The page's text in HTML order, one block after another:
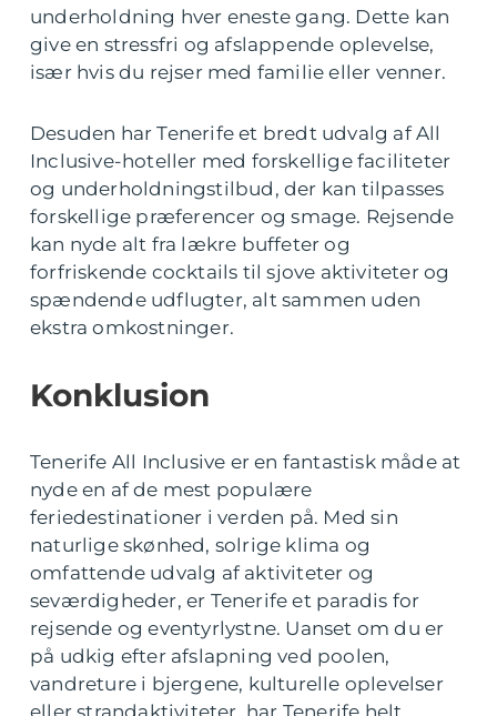
underholdning hver eneste gang. Dette kan
give en stressfri og afslappende oplevelse,
især hvis du rejser med familie eller venner.
Desuden har Tenerife et bredt udvalg af All
Inclusive-hoteller med forskellige faciliteter
og underholdningstilbud, der kan tilpasses
forskellige præferencer og smage. Rejsende
kan nyde alt fra lækre buffeter og
forfriskende cocktails til sjove aktiviteter og
spændende udflugter, alt sammen uden
ekstra omkostninger.
Konklusion
Tenerife All Inclusive er en fantastisk måde at
nyde en af de mest populære
feriedestinationer i verden på. Med sin
naturlige skønhed, solrige klima og
omfattende udvalg af aktiviteter og
seværdigheder, er Tenerife et paradis for
rejsende og eventyrlystne. Uanset om du er
på udkig efter afslapning ved poolen,
vandreture i bjergene, kulturelle oplevelser